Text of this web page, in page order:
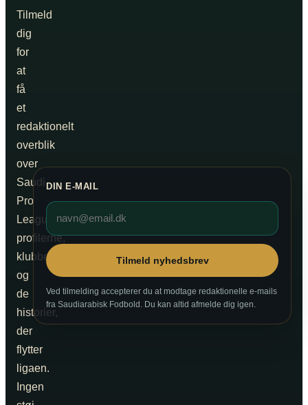
Tilmeld
dig
for
at
få
et
redaktionelt
overblik
over
Saudi
Pro
League,
profilerne,
klubberne
og
de
historier,
der
flytter
ligaen.
Ingen
DIN E-MAIL
Tilmeld nyhedsbrev
Ved tilmelding accepterer du at modtage redaktionelle e-mails
fra Saudiarabisk Fodbold. Du kan altid afmelde dig igen.